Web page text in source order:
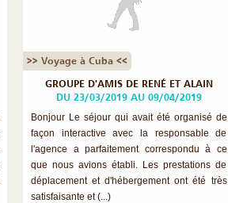
>> Voyage à Cuba <<
GROUPE D'AMIS DE RENÉ ET ALAIN
DU 23/03/2019 AU 09/04/2019
Bonjour Le séjour qui avait été organisé de
façon interactive avec la responsable de
l'agence a parfaitement correspondu à ce
que nous avions établi. Les prestations de
déplacement et d'hébergement ont été très
satisfaisante et (...)